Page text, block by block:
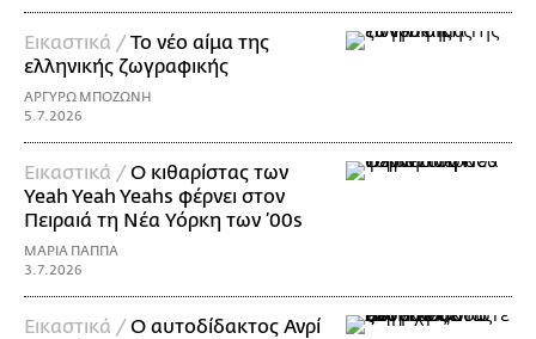
Εικαστικά /Το νέο αίμα της
ελληνικής ζωγραφικής
ΑΡΓΥΡΩ ΜΠΟΖΩΝΗ
5.7.2026
Εικαστικά /Ο κιθαρίστας των
Yeah Yeah Yeahs φέρνει στον
Πειραιά τη Νέα Υόρκη των ’00s
ΜΑΡΙΑ ΠΑΠΠΑ
3.7.2026
Εικαστικά /Ο αυτοδίδακτος Ανρί